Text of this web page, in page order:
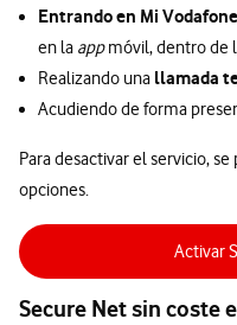
Entrando en Mi
en la appmóvil, dentro de
Realizando una llamada
Acudiendo de forma
Para desactivar el servicio,
opciones.
Activar
Secure Net sin coste